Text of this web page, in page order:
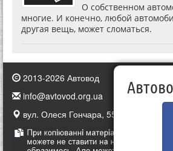
О собственном
многие. И конечно, любой
другая вещь, может сломаться.
2013-2026 Автовод
info@avtovod.org.ua
вул. Олеся Гончара, 55, Київ, Україна